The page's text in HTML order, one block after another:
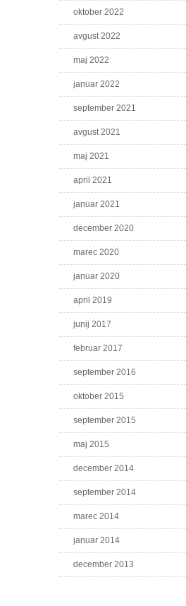
oktober 2022
avgust 2022
maj 2022
januar 2022
september 2021
avgust 2021
maj 2021
april 2021
januar 2021
december 2020
marec 2020
januar 2020
april 2019
junij 2017
februar 2017
september 2016
oktober 2015
september 2015
maj 2015
december 2014
september 2014
marec 2014
januar 2014
december 2013